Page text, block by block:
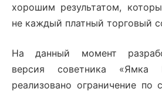
хорошим результатом,
не каждый платный торговый
На данный момент
версия советника
реализовано ограничение по